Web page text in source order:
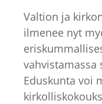
Valtion ja
ilmenee nyt
vahvistamassa
Eduskunta voi